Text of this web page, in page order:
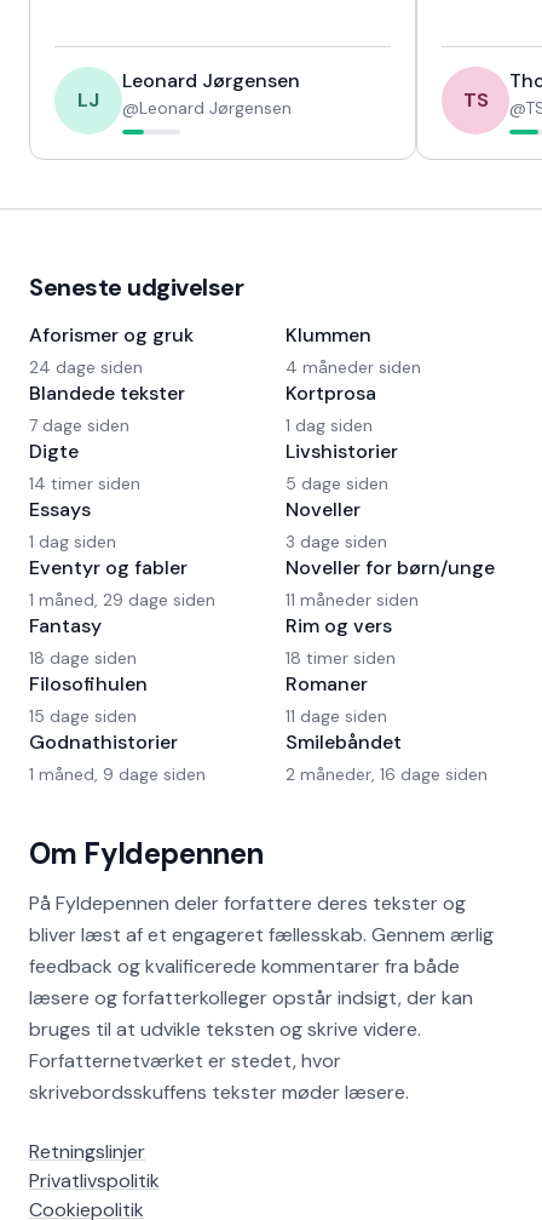
LJ
Leonard Jørgensen
@Leonard Jørgensen TS @
Om Fyldepennen
På Fyldepennen deler forfattere deres tekster og
bliver læst af et engageret fællesskab. Gennem ærlig
feedback og kvalificerede kommentarer fra både
læsere og forfatterkolleger opstår indsigt, der kan
bruges til at udvikle teksten og skrive videre.
Forfatternetværket er stedet, hvor
skrivebordsskuffens tekster møder læsere.
Retningslinjer
Privatlivspolitik
Cookiepolitik
Seneste udgivelser
Aforismer og gruk
24 dage siden
Blandede tekster
7 dage siden
Digte
14 timer siden
Essays
1 dag siden
Eventyr og fabler
1 måned, 29 dage siden
Fantasy
18 dage siden
Filosofihulen
15 dage siden
Godnathistorier
1 måned, 9 dage siden
Klummen
4 måneder siden
Kortprosa
1 dag siden
Livshistorier
5 dage siden
Noveller
3 dage siden
Noveller for børn/unge
11 måneder siden
Rim og vers
18 timer siden
Romaner
11 dage siden
Smilebåndet
2 måneder, 16 dage siden